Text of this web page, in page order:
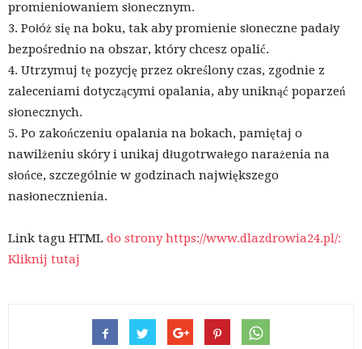
promieniowaniem słonecznym.
3. Połóż się na boku, tak aby promienie słoneczne padały
bezpośrednio na obszar, który chcesz opalić.
4. Utrzymuj tę pozycję przez określony czas, zgodnie z
zaleceniami dotyczącymi opalania, aby uniknąć poparzeń
słonecznych.
5. Po zakończeniu opalania na bokach, pamiętaj o
nawilżeniu skóry i unikaj długotrwałego narażenia na
słońce, szczególnie w godzinach największego
nasłonecznienia.
Link tagu HTML do strony https://www.dlazdrowia24.pl/:
Kliknij tutaj